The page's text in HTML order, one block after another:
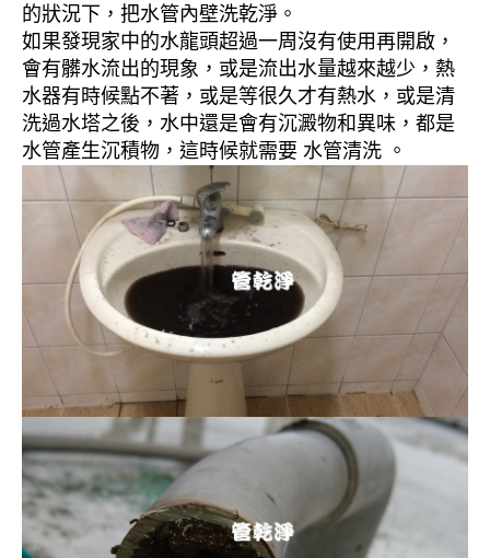
的狀況下，把水管內壁洗乾淨。
如果發現家中的水龍頭超過一周沒有使用再開啟，
會有髒水流出的現象，或是流出水量越來越少，熱
水器有時候點不著，或是等很久才有熱水，或是清
洗過水塔之後，水中還是會有沉澱物和異味，都是
水管產生沉積物，這時候就需要 水管清洗 。